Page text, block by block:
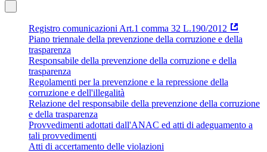
Registro comunicazioni Art.1 comma 32 L.190/2012
Piano triennale della prevenzione della corruzione e della
trasparenza
Responsabile della prevenzione della corruzione e della
trasparenza
Regolamenti per la prevenzione e la repressione della
corruzione e dell'illegalità
Relazione del responsabile della prevenzione della corruzione
e della trasparenza
Provvedimenti adottati dall'ANAC ed atti di adeguamento a
tali provvedimenti
Atti di accertamento delle violazioni